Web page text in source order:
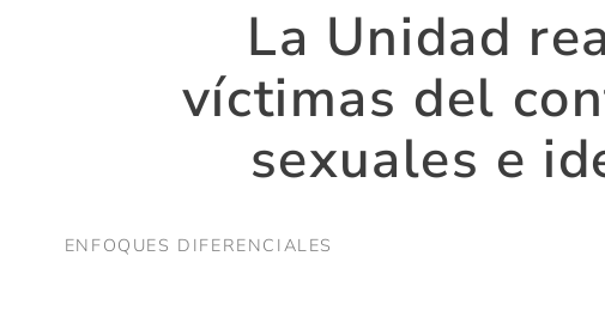
La Unidad
víctimas del
sexuales e
ENFOQUES DIFERENCIALES